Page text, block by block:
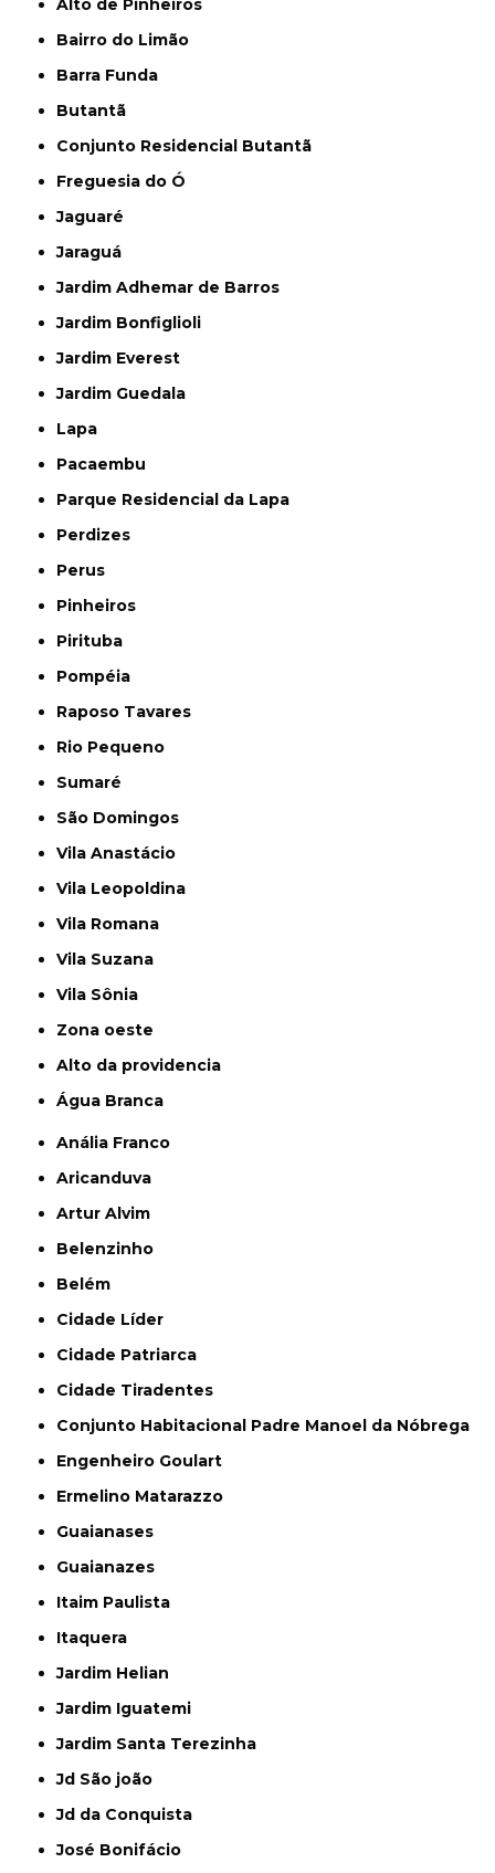
Alto de Pinheiros
Bairro do Limão
Barra Funda
Butantã
Conjunto Residencial Butantã
Freguesia do Ó
Jaguaré
Jaraguá
Jardim Adhemar de Barros
Jardim Bonfiglioli
Jardim Everest
Jardim Guedala
Lapa
Pacaembu
Parque Residencial da Lapa
Perdizes
Perus
Pinheiros
Pirituba
Pompéia
Raposo Tavares
Rio Pequeno
Sumaré
São Domingos
Vila Anastácio
Vila Leopoldina
Vila Romana
Vila Suzana
Vila Sônia
Zona oeste
alto da providencia
Água Branca
Anália Franco
Aricanduva
Artur Alvim
Belenzinho
Belém
Cidade Líder
Cidade Patriarca
Cidade Tiradentes
Conjunto Habitacional Padre Manoel da Nóbrega
Engenheiro Goulart
Ermelino Matarazzo
Guaianases
Guaianazes
Itaim Paulista
Itaquera
Jardim Helian
Jardim Iguatemi
Jardim Santa Terezinha
Jd São joão
Jd da Conquista
José Bonifácio